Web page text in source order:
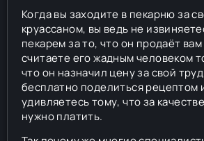
Когда вы заходите в пекарню за
круассаном, вы ведь не
пекарем за то, что он продаёт
считаете его жадным человеком
что он назначил цену за свой
бесплатно поделиться рецептом
удивляетесь тому, что за
нужно платить.